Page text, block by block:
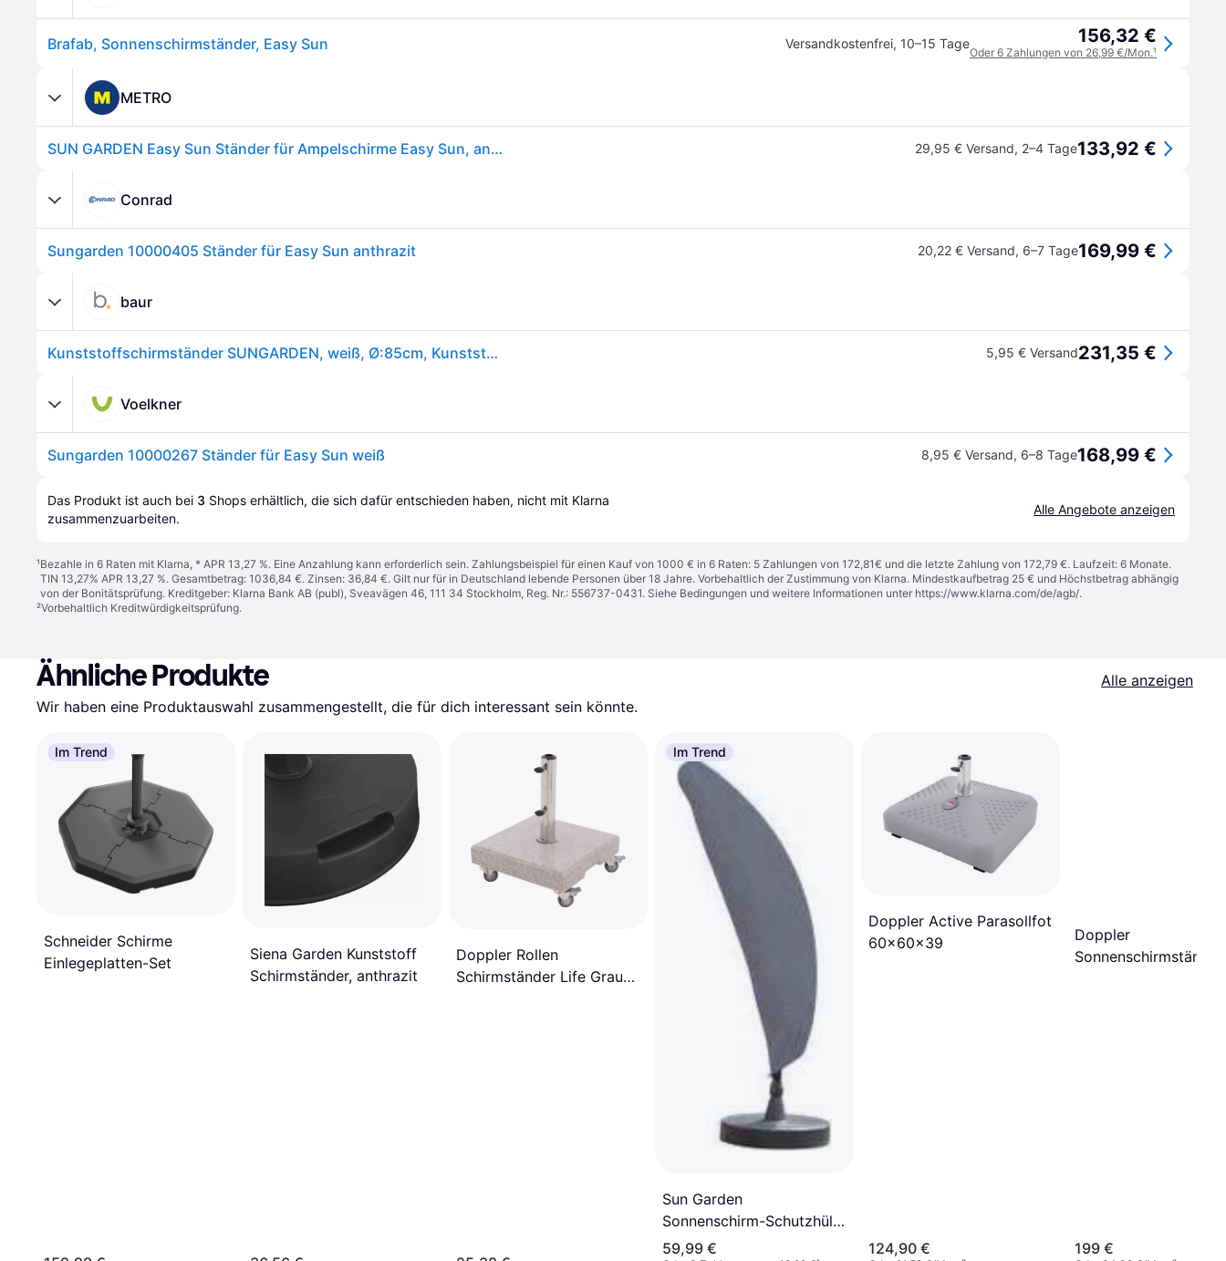
Brafab, Sonnenschirmständer, Easy Sun Versandkostenfrei, 10–15 Tage 156,32 €
Oder 6 Zahlungen von 26,99 €/Mon.¹
METRO
SUN GARDEN Easy Sun Ständer für Ampelschirme Easy Sun, anthrazit 29,95 € Versand, 2–4 Tage133,92 €
Conrad
Sungarden 10000405 Ständer für Easy Sun anthrazit 20,22 € Versand, 6–7 Tage169,99 €
baur
Kunststoffschirmständer SUNGARDEN, weiß, Ø:85cm, Kunststoff, Schirmhalterungen, für Ampelschirme »Easy Sun Schirme«, bis 150 kg füllbar mit Sand 5,95 € Versand231,35 €
Voelkner
Sungarden 10000267 Ständer für Easy Sun weiß 8,95 € Versand, 6–8 Tage168,99 €
Das Produkt ist auch bei 3 Shops erhältlich, die sich dafür entschieden haben, nicht mit Klarna
zusammenzuarbeiten.
Alle Angebote anzeigen
¹Bezahle in 6 Raten mit Klarna, * APR 13,27 %. Eine Anzahlung kann erforderlich sein. Zahlungsbeispiel für einen Kauf von 1000 € in 6 Raten: 5 Zahlungen von 172,81€ und die letzte Zahlung von 172,79 €. Laufzeit: 6 Monate.
TIN 13,27% APR 13,27 %. Gesamtbetrag: 1036,84 €. Zinsen: 36,84 €. Gilt nur für in Deutschland lebende Personen über 18 Jahre. Vorbehaltlich der Zustimmung von Klarna. Mindestkaufbetrag 25 € und Höchstbetrag abhängig
von der Bonitätsprüfung. Kreditgeber: Klarna Bank AB (publ), Sveavägen 46, 111 34 Stockholm, Reg. Nr.: 556737-0431. Siehe Bedingungen und weitere Informationen unter https://www.klarna.com/de/agb/.
²Vorbehaltlich Kreditwürdigkeitsprüfung.
Ähnliche Produkte
Alle anzeigen
Wir haben eine Produktauswahl zusammengestellt, die für dich interessant sein könnte.
Im Trend
Schneider Schirme
Einlegeplatten-Set
Siena Garden Kunststoff
Schirmständer, anthrazit
Doppler Rollen
Schirmständer Life Grau
Im Trend
Sun Garden
Sonnenschirm-Schutzhülle
Easy
59,99 €
Doppler Active Parasollfot
60x60x39
124,90 €
Doppler
Sonnenschirmständer,
199 €